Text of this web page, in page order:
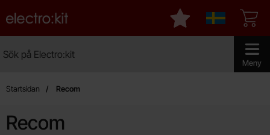
Meny
Startsidan för Electro:kit
Sverige
Mina favoriter
Startsidan Recom
Recom